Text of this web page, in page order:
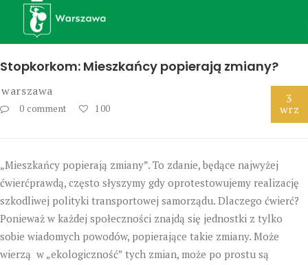
Stopkorkom: Mieszkańcy popierają zmiany?
warszawa
0 comment 100
3
wrz
„Mieszkańcy popierają zmiany”. To zdanie, będące najwyżej
ćwierćprawdą, często słyszymy gdy oprotestowujemy realizację
szkodliwej polityki transportowej samorządu. Dlaczego ćwierć?
Ponieważ w każdej społeczności znajdą się jednostki z tylko
sobie wiadomych powodów, popierające takie zmiany. Może
wierzą w „ekologiczność” tych zmian, może po prostu są